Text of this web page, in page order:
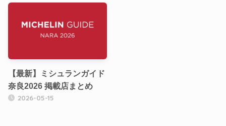
【最新】ミシュランガイド
奈良2026 掲載店まとめ
2026-05-15